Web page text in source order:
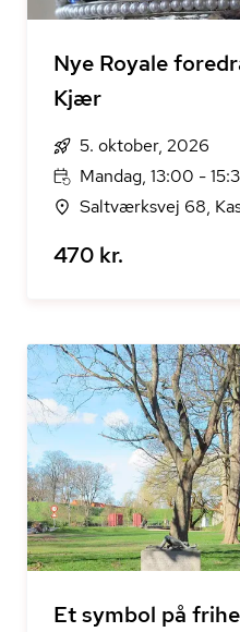
Nye Royale
Kjær
5. oktober, 2026
Mandag, 13:00 -
Saltværksvej 68,
470 kr.
Et symbol på